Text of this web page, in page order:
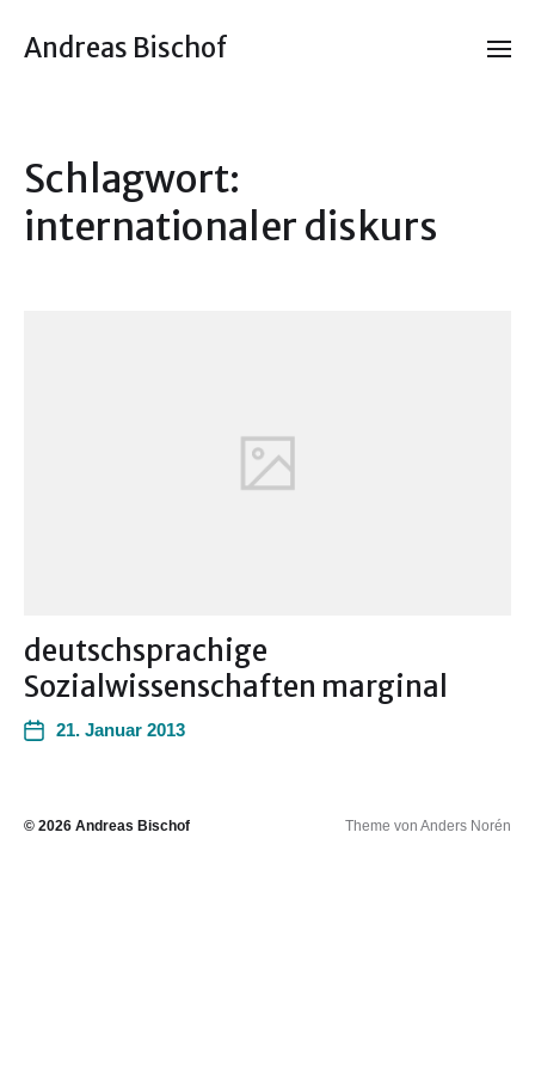
Andreas Bischof
Schlagwort:
internationaler diskurs
deutschsprachige
Sozialwissenschaften marginal
21. Januar 2013
© 2026 Andreas Bischof Theme von Anders Norén